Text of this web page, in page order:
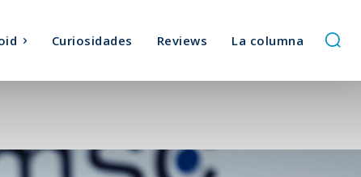
Curiosidades Reviews La columna